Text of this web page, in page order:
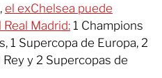
el exChelsea puede
Madrid: 1 Champions
1 Supercopa de Europa, 2
Rey y 2 Supercopas de